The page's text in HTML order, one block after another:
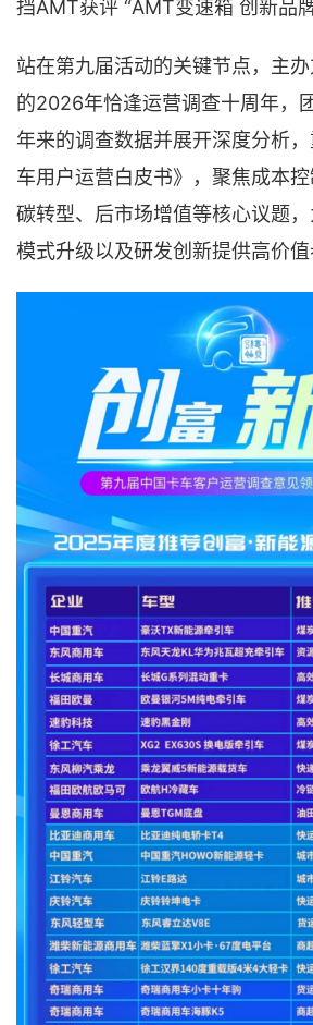
挡AMT获评 “AMT变速箱 创新品牌
站在第九届活动的关键节点，主
的2026年恰逢运营调查十周年，
年来的调查数据并展开深度分析
车用户运营白皮书》，聚焦成本
碳转型、后市场增值等核心议题，
模式升级以及研发创新提供高价值